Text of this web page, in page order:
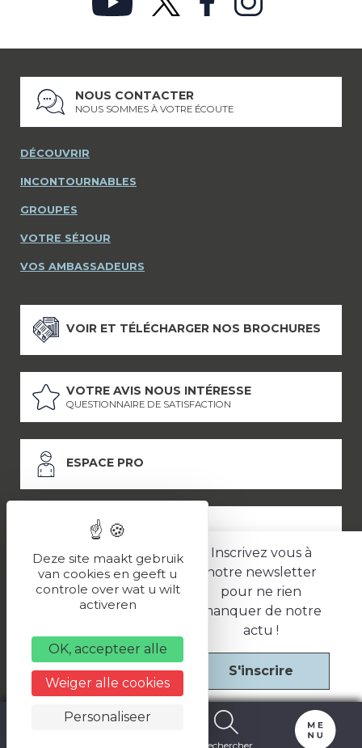
Rechercher
Inscrivez vous à
notre newsletter
pour ne rien
manquer de notre
actu !
S'inscrire
NOUS CONTACTER
NOUS SOMMES À VOTRE ÉCOUTE
DÉCOUVRIR
INCONTOURNABLES
GROUPES
VOTRE SÉJOUR
VOS AMBASSADEURS
VOIR ET TÉLÉCHARGER NOS BROCHURES
VOTRE AVIS NOUS INTÉRESSE
QUESTIONNAIRE DE SATISFACTION
ESPACE PRO
ESPACE PRESSE
LES PARTENAIRES
Politique de confidentialité
Une réalisation
Deze site maakt gebruik
van cookies en geeft u
controle over wat u wilt
activeren
OK, accepteer alle
Weiger alle cookies
Personaliseer